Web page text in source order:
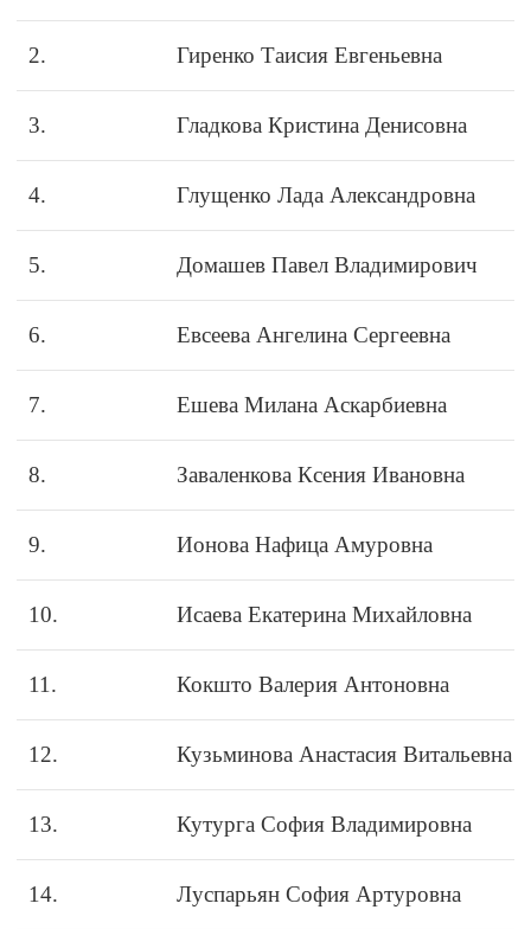
2. Гиренко Таисия Евгеньевна
3. Гладкова Кристина Денисовна
4. Глущенко Лада Александровна
5. Домашев Павел Владимирович
6. Евсеева Ангелина Сергеевна
7. Ешева Милана Аскарбиевна
8. Заваленкова Ксения Ивановна
9. Ионова Нафица Амуровна
10. Исаева Екатерина Михайловна
11. Кокшто Валерия Антоновна
12. Кузьминова Анастасия Витальевна
13. Кутурга София Владимировна
14. Луспарьян София Артуровна